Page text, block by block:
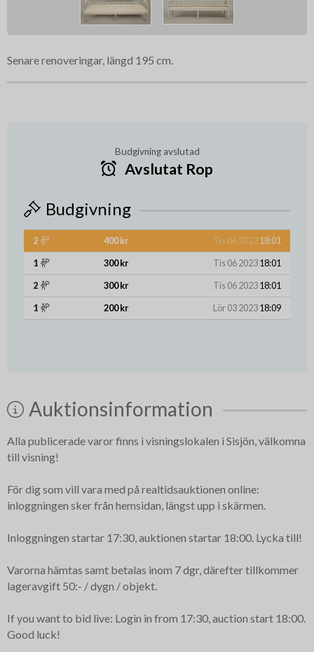
Senare renoveringar, längd 195 cm.
Budgivning avslutad
Avslutat Rop
Budgivning
2 400 kr Tis 06 202318:01
1
300 kr Tis 06 202318:01
2
300 kr Tis 06 202318:01
1
200 kr Lör 03 202318:09
Auktionsinformation
Alla publicerade varor finns i visningslokalen i Sisjön, välkomna
till visning!
För dig som vill vara med på realtidsauktionen online:
inloggningen sker från hemsidan, längst upp i skärmen.
Inloggningen startar 17:30, auktionen startar 18:00. Lycka till!
Varorna hämtas samt betalas inom 7 dgr, därefter tillkommer
lageravgift 50:- / dygn / objekt.
If you want to bid live: Login in from 17:30, auction start 18:00.
Good luck!